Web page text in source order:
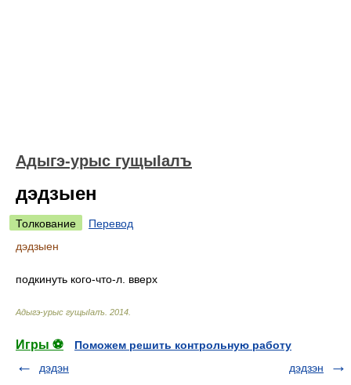
Адыгэ-урыс гущыIалъ
дэдзыен
Толкование
Перевод
дэдзыен
подкинуть кого-что-л. вверх
Адыгэ-урыс гущыIалъ 2014
Игры ⚽
Поможем решить контрольную работу
дэдэн
дэдзэн